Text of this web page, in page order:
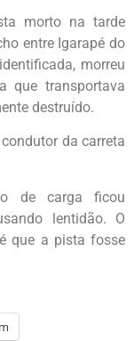
morto na tarde
entre Igarapé do
morreu
que transportava
destruído.
da carreta
de carga ficou
lentidão. O
que a pista fosse